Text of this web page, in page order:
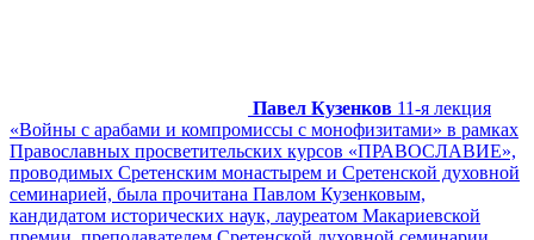
Павел Кузенков 11-я лекция
«Войны с арабами и компромиссы с монофизитами» в рамках
Православных просветительских курсов «ПРАВОСЛАВИЕ»,
проводимых Сретенским монастырем и Сретенской духовной
семинарией, была прочитана Павлом Кузенковым,
кандидатом исторических наук, лауреатом Макариевской